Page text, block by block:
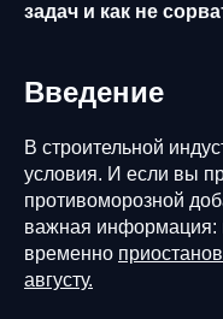
задач и как не
Введение
В строительной
условия. И если вы
противоморозной
важная информация:
временно
августу.